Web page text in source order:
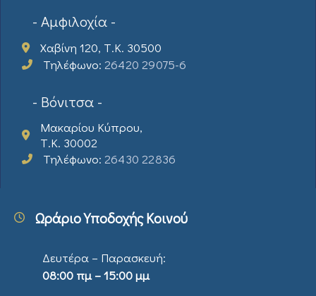
- Αμφιλοχία -
Χαβίνη 120, Τ.Κ. 30500
Τηλέφωνο: 26420 29075-6
- Βόνιτσα -
Μακαρίου Κύπρου,
Τ.Κ. 30002
Τηλέφωνο: 26430 22836
Ωράριο Υποδοχής Κοινού
Δευτέρα – Παρασκευή:
08:00 πμ – 15:00 μμ